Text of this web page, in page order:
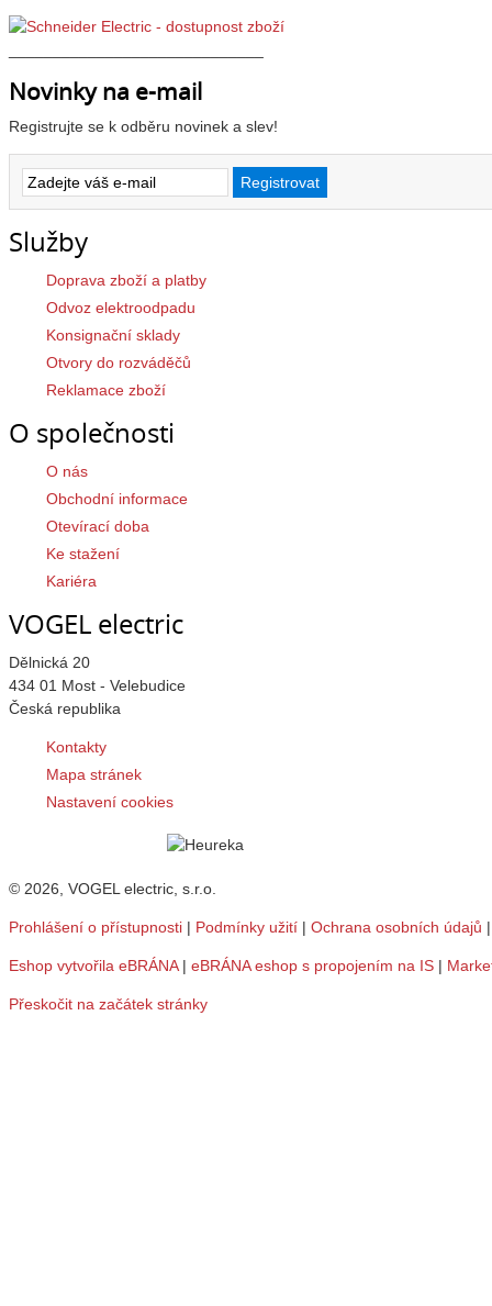
Novinky na e-mail
Registrujte se k odběru novinek a slev!
Služby
Doprava zboží a platby
Odvoz elektroodpadu
Konsignační sklady
Otvory do rozváděčů
Reklamace zboží
O společnosti
O nás
Obchodní informace
Otevírací doba
Ke stažení
Kariéra
VOGEL electric
Dělnická 20
434 01 Most - Velebudice
Česká republika
Kontakty
Mapa stránek
Nastavení cookies
© 2026, VOGEL electric, s.r.o.
Prohlášení o přístupnosti | Podmínky užití | Ochrana osobních údajů
Eshop vytvořila eBRÁNA| eBRÁNA eshop s propojením na IS |
Přeskočit na začátek stránky